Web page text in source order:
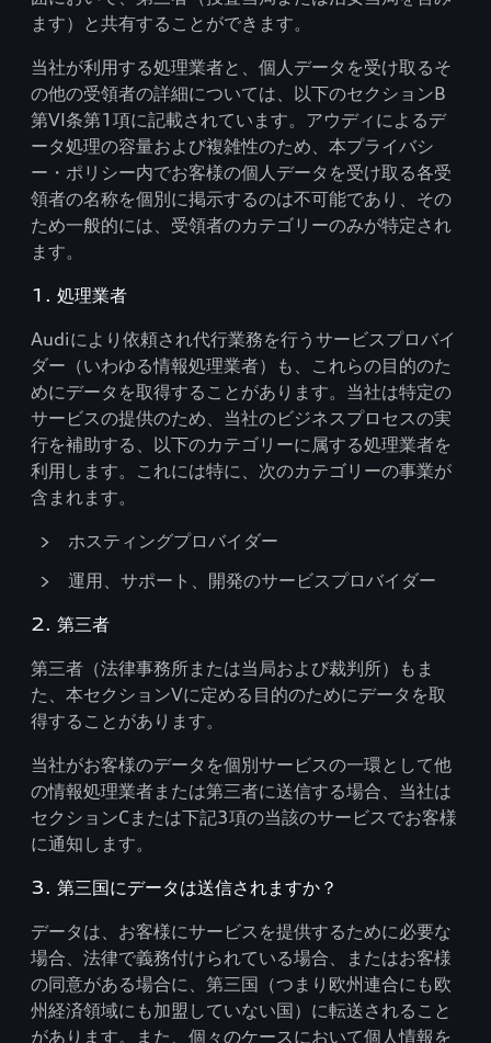
ます）と共有することができます。
当社が利用する処理業者と、個人データを受け取るそ
の他の受領者の詳細については、以下のセクションB
第VI条第1項に記載されています。アウディによるデ
ータ処理の容量および複雑性のため、本プライバシ
ー・ポリシー内でお客様の個人データを受け取る各受
領者の名称を個別に掲示するのは不可能であり、その
ため一般的には、受領者のカテゴリーのみが特定され
ます。
1. 処理業者
Audiにより依頼され代行業務を行うサービスプロバイ
ダー（いわゆる情報処理業者）も、これらの目的のた
めにデータを取得することがあります。当社は特定の
サービスの提供のため、当社のビジネスプロセスの実
行を補助する、以下のカテゴリーに属する処理業者を
利用します。これには特に、次のカテゴリーの事業が
含まれます。
ホスティングプロバイダー
運用、サポート、開発のサービスプロバイダー
2. 第三者
第三者（法律事務所または当局および裁判所）もま
た、本セクションVに定める目的のためにデータを取
得することがあります。
当社がお客様のデータを個別サービスの一環として他
の情報処理業者または第三者に送信する場合、当社は
セクションCまたは下記3項の当該のサービスでお客様
に通知します。
3. 第三国にデータは送信されますか？
データは、お客様にサービスを提供するために必要な
場合、法律で義務付けられている場合、またはお客様
の同意がある場合に、第三国（つまり欧州連合にも欧
州経済領域にも加盟していない国）に転送されること
があります。また、個々のケースにおいて個人情報を